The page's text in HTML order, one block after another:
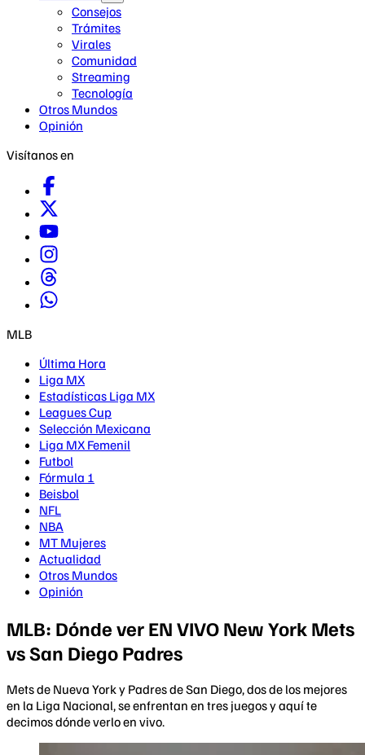
Consejos
Trámites
Virales
Comunidad
Streaming
Tecnología
Otros Mundos
Opinión
Visítanos en
MLB
Última Hora
Liga MX
Estadísticas Liga MX
Leagues Cup
Selección Mexicana
Liga MX Femenil
Futbol
Fórmula 1
Beisbol
NFL
NBA
MT Mujeres
Actualidad
Otros Mundos
Opinión
MLB: Dónde ver EN VIVO New York Mets
vs San Diego Padres
Mets de Nueva York y Padres de San Diego, dos de los mejores
en la Liga Nacional, se enfrentan en tres juegos y aquí te
decimos dónde verlo en vivo.